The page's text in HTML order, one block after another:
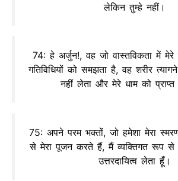
लेकिन तुम्हे नहीं।
74: हे अर्जुन!, वह जो वास्तविकता में
गतिविधियों को समझता है, वह शरीर
नहीं लेता और मेरे धाम को प्राप्त
75: अपने परम भक्तों, जो हमेशा मेरा
से मेरा पूजन करते हैं, मैं व्यक्तिगत रूप
उत्तरदायित्व लेता हूँ।